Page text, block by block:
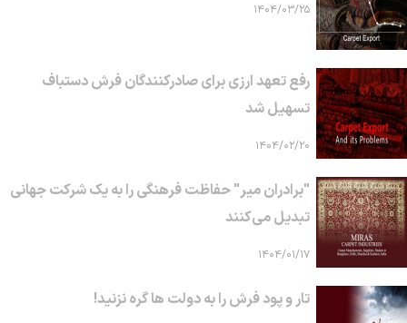
۱۴۰۴/۰۳/۲۵
رفع تعهد ارزی برای صادرکنندگان فرش دستباف
تسهیل شد
۱۴۰۴/۰۲/۲۰
"برادران میر" حفاظت فرهنگی را به یک شرکت جهانی
تبدیل می‌کنند
۱۴۰۴/۰۱/۱۷
تار و پود فرش را به دولت ها گره نزنید!